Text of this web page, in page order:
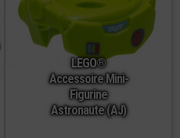
LEGO®
Accessoire Mini-
Figurine
Astronaute (AJ)